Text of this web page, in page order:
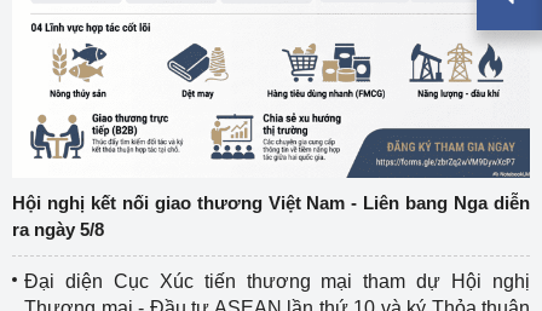
Hội nghị kết nối giao thương Việt Nam - Liên bang Nga diễn
ra ngày 5/8
Đại diện Cục Xúc tiến thương mại tham dự Hội nghị